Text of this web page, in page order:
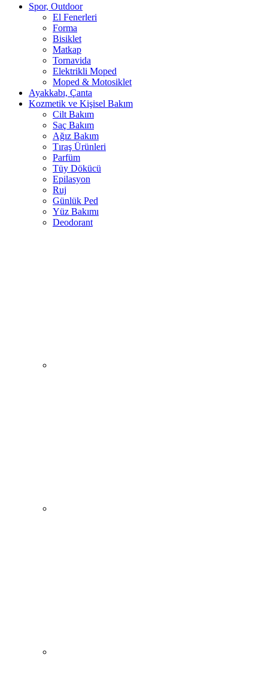
Spor, Outdoor
El Fenerleri
Forma
Bisiklet
Matkap
Tornavida
Elektrikli Moped
Moped & Motosiklet
Ayakkabı, Çanta
Kozmetik ve Kişisel Bakım
Cilt Bakım
Saç Bakım
Ağız Bakım
Tıraş Ürünleri
Parfüm
Tüy Dökücü
Epilasyon
Ruj
Günlük Ped
Yüz Bakımı
Deodorant